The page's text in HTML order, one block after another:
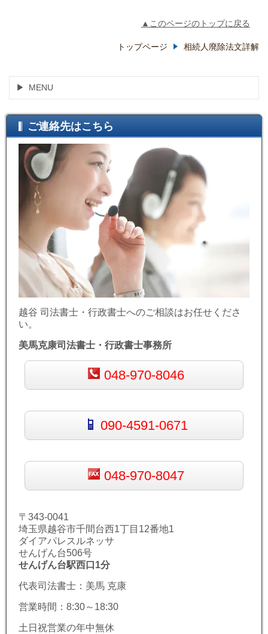
▲このページのトップに戻る
トップページ 相続人廃除法文詳解
MENU
ご連絡先はこちら
越谷 司法書士・行政書士へのご相談はお任せくださ
い。
美馬克康司法書士・行政書士事務所
048-970-8046
090-4591-0671
048-970-8047
〒343-0041
埼玉県越谷市千間台西1丁目12番地1
ダイアパレスルネッサ
せんげん台506号
せんげん台駅西口1分
代表司法書士：美馬 克康
営業時間：8:30～18:30
土日祝営業の年中無休